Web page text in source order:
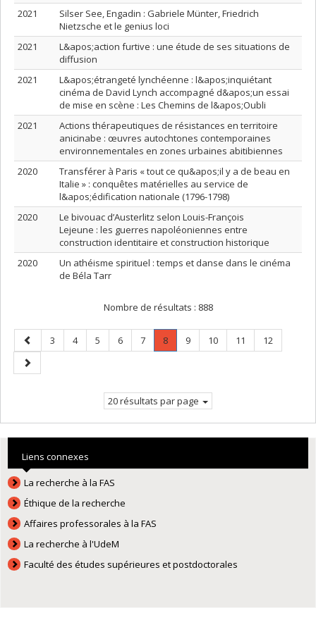
2021
Silser See, Engadin : Gabriele Münter, Friedrich
Nietzsche et le genius loci
2021
L&apos;action furtive : une étude de ses situations de
diffusion
2021
L&apos;étrangeté lynchéenne : l&apos;inquiétant
cinéma de David Lynch accompagné d&apos;un essai
de mise en scène : Les Chemins de l&apos;Oubli
2021
Actions thérapeutiques de résistances en territoire
anicinabe : œuvres autochtones contemporaines
environnementales en zones urbaines abitibiennes
2020
Transférer à Paris « tout ce qu&apos;il y a de beau en
Italie » : conquêtes matérielles au service de
l&apos;édification nationale (1796-1798)
2020
Le bivouac d’Austerlitz selon Louis-François
Lejeune : les guerres napoléoniennes entre
construction identitaire et construction historique
2020
Un athéisme spirituel : temps et danse dans le cinéma
de Béla Tarr
Nombre de résultats : 888
Page
précédente
Page
3 Page
4 Page
5 Page
6 Page
7 Page
8.
Page
Page
9 Page
10 Page
11 Page
12
Page
suivante
20 résultats par page
Liens connexes
La recherche à la FAS
Éthique de la recherche
Affaires professorales à la FAS
La recherche à l'UdeM
Faculté des études supérieures et postdoctorales